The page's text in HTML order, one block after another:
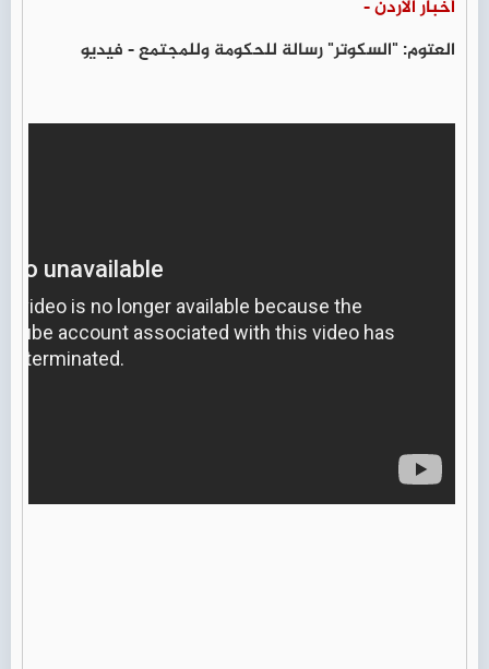
أخبار الأردن -
العتوم: "السكوتر" رسالة للحكومة وللمجتمع - فيديو